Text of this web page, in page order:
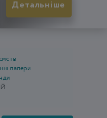
Детальніше
папери